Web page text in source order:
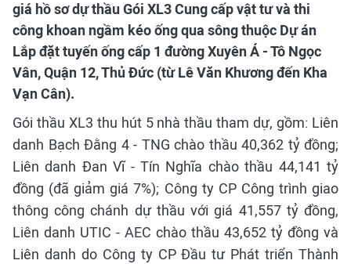
giá hồ sơ dự thầu Gói XL3 Cung cấp vật tư và thi
công khoan ngầm kéo ống qua sông thuộc Dự án
Lắp đặt tuyến ống cấp 1 đường Xuyên Á - Tô Ngọc
Vân, Quận 12, Thủ Đức (từ Lê Văn Khương đến Kha
Vạn Cân).
Gói thầu XL3 thu hút 5 nhà thầu tham dự, gồm: Liên
danh Bạch Đằng 4 - TNG chào thầu 40,362 tỷ đồng;
Liên danh Đan Vĩ - Tín Nghĩa chào thầu 44,141 tỷ
đồng (đã giảm giá 7%); Công ty CP Công trình giao
thông công chánh dự thầu với giá 41,557 tỷ đồng,
Liên danh UTIC - AEC chào thầu 43,652 tỷ đồng và
Liên danh do Công ty CP Đầu tư Phát triển Thành